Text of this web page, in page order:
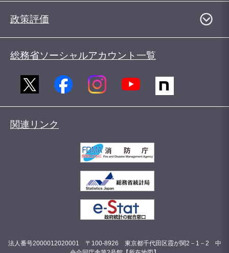
政策評価
総務省ソーシャルアカウント一覧
関連リンク
法人番号2000012020001 〒100-8926 東京都千代田区霞が関2－1－2 中